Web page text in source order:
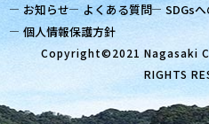
お知らせ よくある質問 SDGs
個人情報保護方針
Copyright©2021 Nagasaki
RIGHTS